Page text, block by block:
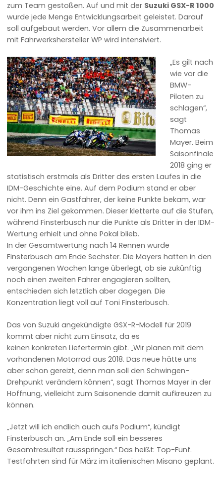
zum Team gestoßen. Auf und mit der Suzuki GSX-R 1000
wurde jede Menge Entwicklungsarbeit geleistet. Darauf
soll aufgebaut werden. Vor allem die Zusammenarbeit
mit Fahrwerkshersteller WP wird intensiviert.
„Es gilt nach
wie vor die
BMW-
Piloten zu
schlagen“,
sagt
Thomas
Mayer. Beim
Saisonfinale
2018 ging er
statistisch erstmals als Dritter des ersten Laufes in die
IDM-Geschichte eine. Auf dem Podium stand er aber
nicht. Denn ein Gastfahrer, der keine Punkte bekam, war
vor ihm ins Ziel gekommen. Dieser kletterte auf die Stufen,
während Finsterbusch nur die Punkte als Dritter in der IDM-
Wertung erhielt und ohne Pokal blieb.
In der Gesamtwertung nach 14 Rennen wurde
Finsterbusch am Ende Sechster. Die Mayers hatten in den
vergangenen Wochen lange überlegt, ob sie zukünftig
noch einen zweiten Fahrer engagieren sollten,
entschieden sich letztlich aber dagegen. Die
Konzentration liegt voll auf Toni Finsterbusch.
Das von Suzuki angekündigte GSX-R-Modell für 2019
kommt aber nicht zum Einsatz, da es
keinen konkreten Liefertermin gibt. „Wir planen mit dem
vorhandenen Motorrad aus 2018. Das neue hätte uns
aber schon gereizt, denn man soll den Schwingen-
Drehpunkt verändern können“, sagt Thomas Mayer in der
Hoffnung, vielleicht zum Saisonende damit aufkreuzen zu
können.
„Jetzt will ich endlich auch aufs Podium“, kündigt
Finsterbusch an. „Am Ende soll ein besseres
Gesamtresultat rausspringen.“ Das heißt: Top-Fünf.
Testfahrten sind für März im italienischen Misano geplant.